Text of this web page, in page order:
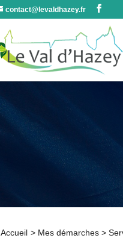
contact@levaldhazey.fr
Accueil > Mes démarches >